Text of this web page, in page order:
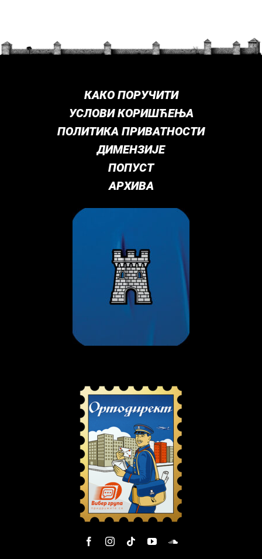
КАКО ПОРУЧИТИ
УСЛОВИ КОРИШЋЕЊА
ПОЛИТИКА ПРИВАТНОСТИ
ДИМЕНЗИЈЕ
ПОПУСТ
АРХИВА